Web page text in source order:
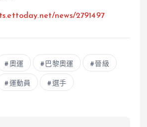
news/2791497
奧運 巴黎奧運 晉級
運動員 選手